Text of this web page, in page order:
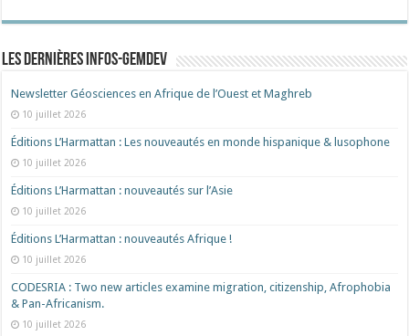
Les dernières Infos-Gemdev
Newsletter Géosciences en Afrique de l’Ouest et Maghreb
10 juillet 2026
Éditions L’Harmattan : Les nouveautés en monde hispanique & lusophone
10 juillet 2026
Éditions L’Harmattan : nouveautés sur l’Asie
10 juillet 2026
Éditions L’Harmattan : nouveautés Afrique !​
10 juillet 2026
CODESRIA : Two new articles examine migration, citizenship, Afrophobia
& Pan-Africanism.
10 juillet 2026